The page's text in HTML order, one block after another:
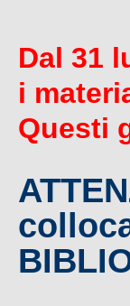
Dal 31
i
Questi